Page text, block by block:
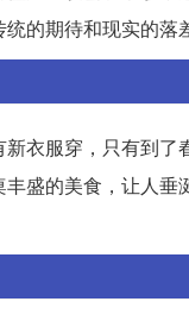
的期待和现实的落
衣服穿，只有到了
盛的美食，让人垂